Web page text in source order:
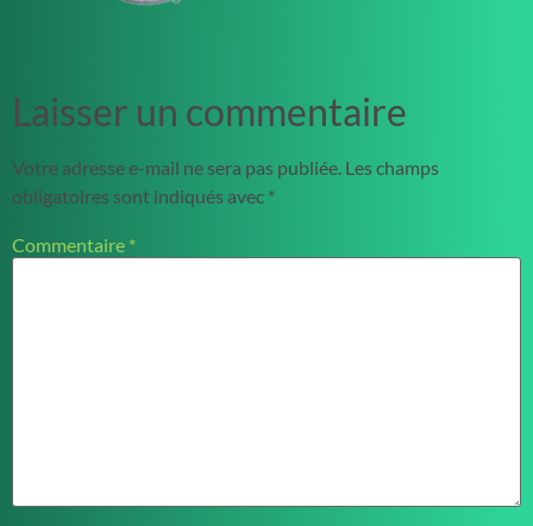
Laisser un commentaire
Votre adresse e-mail ne sera pas publiée. Les champs
obligatoires sont indiqués avec *
Commentaire *